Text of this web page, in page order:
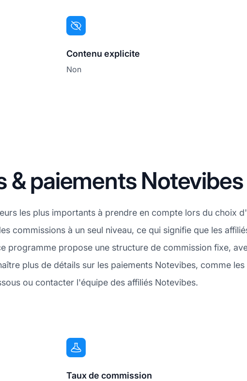
Contenu explicite
Non
& paiements Notevibes
les plus importants à prendre en compte lors du choix
commissions à un seul niveau, ce qui signifie que les
programme propose une structure de commission fixe,
plus de détails sur les paiements Notevibes, comme
ou contacter l'équipe des affiliés Notevibes.
Taux de commission